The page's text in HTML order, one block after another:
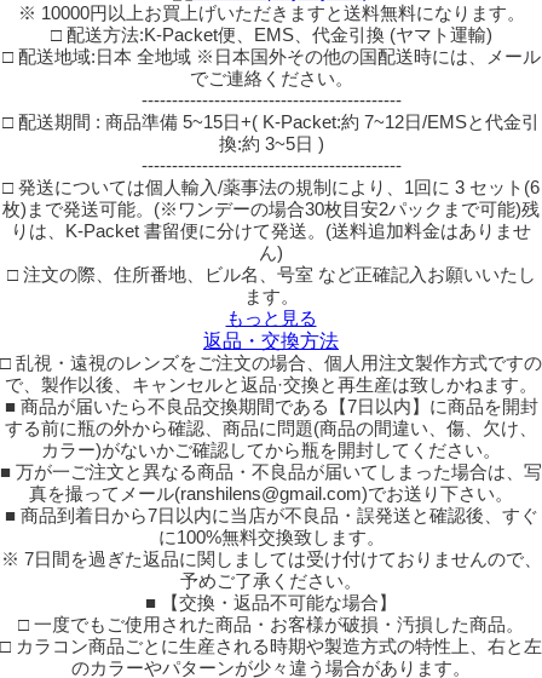
※ 10000円以上お買上げいただきますと送料無料になります。
□ 配送方法:K-Packet便、EMS、代金引換 (ヤマト運輸)
□ 配送地域:日本 全地域 ※日本国外その他の国配送時には、メール
でご連絡ください。
-------------------------------------------
□ 配送期間 : 商品準備 5~15日+( K-Packet:約 7~12日/EMSと代金引
換:約 3~5日 )
-------------------------------------------
□ 発送については個人輸入/薬事法の規制により、1回に 3 セット(6
枚)まで発送可能。(※ワンデーの場合30枚目安2パックまで可能)残
りは、K-Packet 書留便に分けて発送。(送料追加料金はありませ
ん)
□ 注文の際、住所番地、ビル名、号室 など正確記入お願いいたし
ます。
もっと見る
返品・交換方法
□ 乱視・遠視のレンズをご注文の場合、個人用注文製作方式ですの
で、製作以後、キャンセルと返品·交換と再生産は致しかねます。
■ 商品が届いたら不良品交換期間である【7日以内】に商品を開封
する前に瓶の外から確認、商品に問題(商品の間違い、傷、欠け、
カラー)がないかご確認してから瓶を開封してください。
■ 万が一ご注文と異なる商品・不良品が届いてしまった場合は、写
真を撮ってメール(ranshilens@gmail.com)でお送り下さい。
■ 商品到着日から7日以内に当店が不良品・誤発送と確認後、すぐ
に100%無料交換致します。
※ 7日間を過ぎた返品に関しましては受け付けておりませんので、
予めご了承ください。
■ 【交換・返品不可能な場合】
□ 一度でもご使用された商品・お客様が破損・汚損した商品。
□ カラコン商品ごとに生産される時期や製造方式の特性上、右と左
のカラーやパターンが少々違う場合があります。